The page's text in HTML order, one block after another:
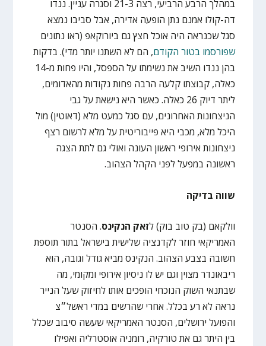
במהלך הרבע הרביעי, רצה 21-3 וסגרה עניין. ננדו
דה-קולו אמנם נתן הופעה אדירה, אבל סביבו נמצא
סגל שכנראה היה אוכל חצץ גם ביורוקאפ (ראו נתונים
שפורסמו בטור הקודם, הם לא השתנו יותר מדי). בדקות
בהן ננדו השיב את נשימתו על הספסל, והיו פחות מ-14
כאלה, קבוצתו קלעה הרבה פחות נקודות מהאדומים,
ליתר דיוק 26 כאלה. כאשר היא נישאת על גבי
הניצחונות האחרונים, עם סגל כמעט מלא (דאוטין) מול
היכל מלא, מכבי היא פייבוריטית על מלא לרשום רצף
ניצחונות אירופי ראשון העונה ואולי גם לתת הצגה
ראשונה במפעל לפני הקהל הצהוב.
שווה בדיקה
וולקאם (בק טוב בוק) לזאק הנקינס. הסנטר
האמריקאי חוזר לקדנציה שלישית בישראל בתור תוספת
חשובה בצבע הצהוב. הנקינס מביא גודל וגובה, הוא
ריבאונדר מצוין וגם יש לו ניסיון אירופי ומקומי, מה
שבתנאי השוק הנוכחי הופכים אותו לחיזוק שעל הנייר
נראה לא רע בכלל. אחרי שהרשים במדי ראשל״צ
והפועל ירושלים, הסנטר האמריקאי שעשה סיבוב שכלל
בין היתר גם את טורקיה, רומניה אוסטרליה ואפילו